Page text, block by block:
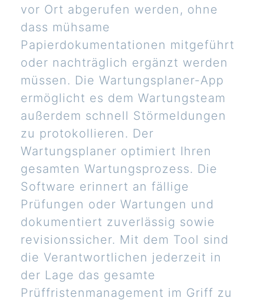
vor Ort abgerufen werden, ohne
dass mühsame
Papierdokumentationen mitgeführt
oder nachträglich ergänzt werden
müssen. Die Wartungsplaner-App
ermöglicht es dem Wartungsteam
außerdem schnell Störmeldungen
zu protokollieren. Der
Wartungsplaner optimiert Ihren
gesamten Wartungsprozess. Die
Software erinnert an fällige
Prüfungen oder Wartungen und
dokumentiert zuverlässig sowie
revisionssicher. Mit dem Tool sind
die Verantwortlichen jederzeit in
der Lage das gesamte
Prüffristenmanagement im Griff zu